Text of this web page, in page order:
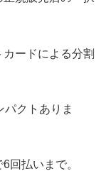
ードによる分割
クトありま
回払いまで。